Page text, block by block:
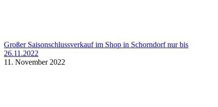
Großer Saisonschlussverkauf im Shop in Schorndorf nur bis
26.11.2022
11. November 2022